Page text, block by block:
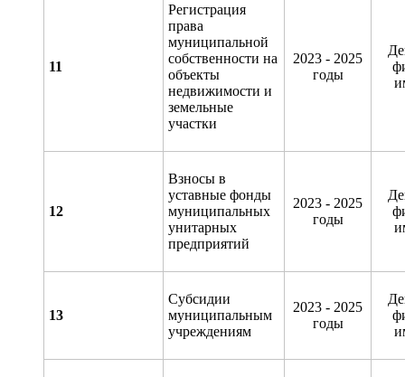
11
Регистрация
права
муниципальной
собственности на
объекты
недвижимости и
земельные
участки
2023 - 2025
годы
12
Взносы в
уставные фонды
муниципальных
унитарных
предприятий
2023 - 2025
годы
13
Субсидии
муниципальным
учреждениям
2023 - 2025
годы